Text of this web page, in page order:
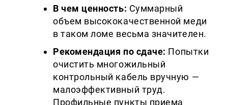
В чем ценность: Суммарный
объем высококачественной меди
в таком ломе весьма значителен.
Рекомендация по сдаче: Попытки
очистить многожильный
контрольный кабель вручную —
малоэффективный труд.
Профильные пункты приема